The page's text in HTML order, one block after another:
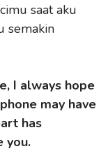
saat aku
semakin
I always hope
may have
has
you.